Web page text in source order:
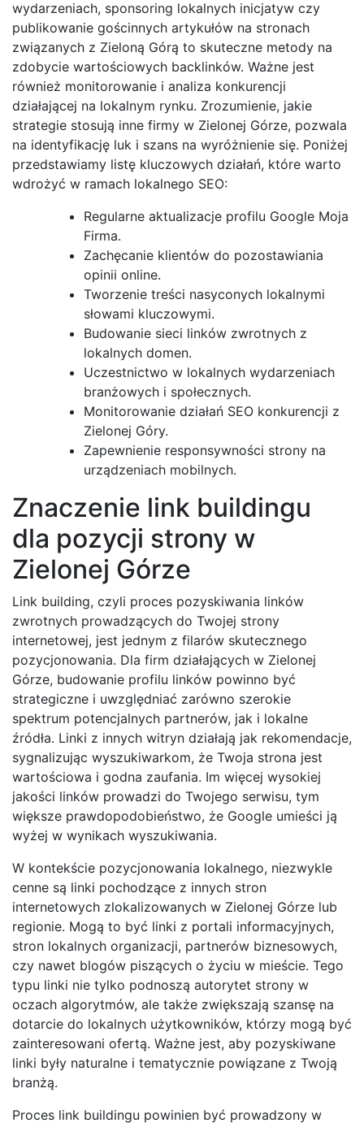
wydarzeniach, sponsoring lokalnych inicjatyw czy
publikowanie gościnnych artykułów na stronach
związanych z Zieloną Górą to skuteczne metody na
zdobycie wartościowych backlinków. Ważne jest
również monitorowanie i analiza konkurencji
działającej na lokalnym rynku. Zrozumienie, jakie
strategie stosują inne firmy w Zielonej Górze, pozwala
na identyfikację luk i szans na wyróżnienie się. Poniżej
przedstawiamy listę kluczowych działań, które warto
wdrożyć w ramach lokalnego SEO:
Regularne aktualizacje profilu Google Moja
Firma.
Zachęcanie klientów do pozostawiania
opinii online.
Tworzenie treści nasyconych lokalnymi
słowami kluczowymi.
Budowanie sieci linków zwrotnych z
lokalnych domen.
Uczestnictwo w lokalnych wydarzeniach
branżowych i społecznych.
Monitorowanie działań SEO konkurencji z
Zielonej Góry.
Zapewnienie responsywności strony na
urządzeniach mobilnych.
Znaczenie link buildingu
dla pozycji strony w
Zielonej Górze
Link building, czyli proces pozyskiwania linków
zwrotnych prowadzących do Twojej strony
internetowej, jest jednym z filarów skutecznego
pozycjonowania. Dla firm działających w Zielonej
Górze, budowanie profilu linków powinno być
strategiczne i uwzględniać zarówno szerokie
spektrum potencjalnych partnerów, jak i lokalne
źródła. Linki z innych witryn działają jak rekomendacje,
sygnalizując wyszukiwarkom, że Twoja strona jest
wartościowa i godna zaufania. Im więcej wysokiej
jakości linków prowadzi do Twojego serwisu, tym
większe prawdopodobieństwo, że Google umieści ją
wyżej w wynikach wyszukiwania.
W kontekście pozycjonowania lokalnego, niezwykle
cenne są linki pochodzące z innych stron
internetowych zlokalizowanych w Zielonej Górze lub
regionie. Mogą to być linki z portali informacyjnych,
stron lokalnych organizacji, partnerów biznesowych,
czy nawet blogów piszących o życiu w mieście. Tego
typu linki nie tylko podnoszą autorytet strony w
oczach algorytmów, ale także zwiększają szansę na
dotarcie do lokalnych użytkowników, którzy mogą być
zainteresowani ofertą. Ważne jest, aby pozyskiwane
linki były naturalne i tematycznie powiązane z Twoją
branżą.
Proces link buildingu powinien być prowadzony w